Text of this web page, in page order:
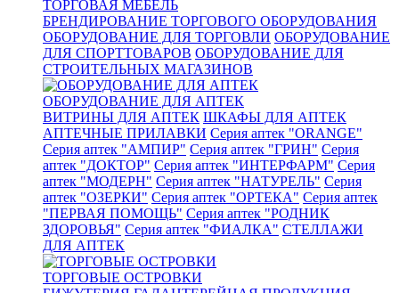
ТОРГОВАЯ МЕБЕЛЬ
БРЕНДИРОВАНИЕ ТОРГОВОГО ОБОРУДОВАНИЯ
ОБОРУДОВАНИЕ ДЛЯ ТОРГОВЛИ ОБОРУДОВАНИЕ
ДЛЯ СПОРТТОВАРОВ ОБОРУДОВАНИЕ ДЛЯ
СТРОИТЕЛЬНЫХ МАГАЗИНОВ
ОБОРУДОВАНИЕ ДЛЯ АПТЕК
ВИТРИНЫ ДЛЯ АПТЕК ШКАФЫ ДЛЯ АПТЕК
АПТЕЧНЫЕ ПРИЛАВКИ Серия аптек "ORANGE"
Серия аптек "АМПИР" Серия аптек "ГРИН" Серия
аптек "ДОКТОР" Серия аптек "ИНТЕРФАРМ" Серия
аптек "МОДЕРН" Серия аптек "НАТУРЕЛЬ" Серия
аптек "ОЗЕРКИ" Серия аптек "ОРТЕКА" Серия аптек
"ПЕРВАЯ ПОМОЩЬ" Серия аптек "РОДНИК
ЗДОРОВЬЯ" Серия аптек "ФИАЛКА" СТЕЛЛАЖИ
ДЛЯ АПТЕК
ТОРГОВЫЕ ОСТРОВКИ